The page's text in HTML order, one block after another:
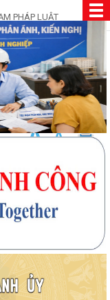
PHÁP LUẬT
Luật Viễn
chính viễn
08/12/2025